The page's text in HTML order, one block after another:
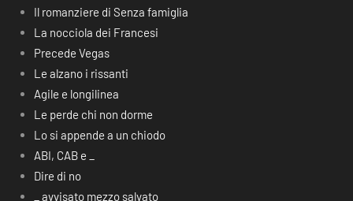
Il romanziere di Senza famiglia
La nocciola dei Francesi
Precede Vegas
Le alzano i rissanti
Agile e longilinea
Le perde chi non dorme
Lo si appende a un chiodo
ABI, CAB e _
Dire di no
_ avvisato mezzo salvato